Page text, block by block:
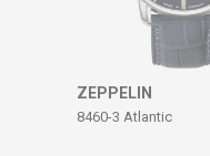
ZEPPELIN
8460-3 Atlantic